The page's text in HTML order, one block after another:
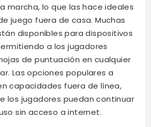
marcha, lo que las hace ideales
juego fuera de casa. Muchas
disponibles para dispositivos
a los jugadores
de puntuación en cualquier
Las opciones populares a
capacidades fuera de línea,
los jugadores puedan continuar
sin acceso a internet.